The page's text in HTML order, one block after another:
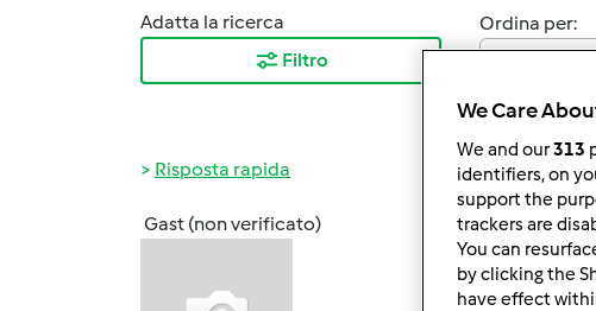
Adatta la ricerca
Filtro
Ordina per:
Risposta rapida
Gast (non verificato)
Lun, 10/28/
Ci sono
We Care
We and our313
identifiers, on
support the
trackers are
You can
by clicking the
have effect